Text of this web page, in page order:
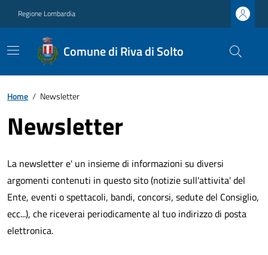
Regione Lombardia
Comune di Riva di Solto
Home / Newsletter
Newsletter
La newsletter e' un insieme di informazioni su diversi
argomenti contenuti in questo sito (notizie sull'attivita' del
Ente, eventi o spettacoli, bandi, concorsi, sedute del Consiglio,
ecc...), che riceverai periodicamente al tuo indirizzo di posta
elettronica.